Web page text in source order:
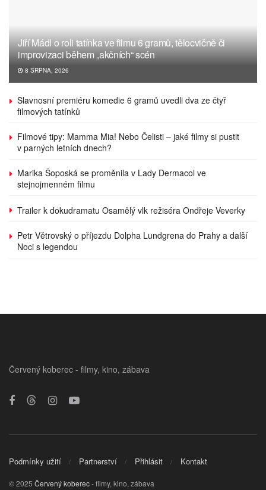
Jiří Mádl o roli tatínka ve filmu 6 gramů, tělocvičně či
improvizaci během „akčních“ scén
8 SRPNA, 2026
Slavnosní premiéru komedie 6 gramů uvedli dva ze čtyř
filmových tatínků
Filmové tipy: Mamma Mia! Nebo Čelisti – jaké filmy si pustit
v parných letních dnech?
Marika Šoposká se proměnila v Lady Dermacol ve
stejnojmenném filmu
Trailer k dokudramatu Osamělý vlk režiséra Ondřeje Veverky
Petr Větrovský o příjezdu Dolpha Lundgrena do Prahy a další
Noci s legendou
Červený koberec - filmy, kino, zábava
Podmínky užití Partnerství Přihlásit Kontakt
© 2025 Červený koberec- filmy, kino, zábava